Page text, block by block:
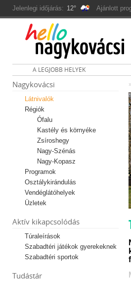
Jelenlegi időjárás: 12° Ajánlott
A LEGJOBB HELYEK
Nagykovácsi
Látnivalók
Régiók
Ófalu
Kastély és környéke
Zsíroshegy
Nagy-Szénás
Nagy-Kopasz
Programok
Osztálykirándulás
Vendéglátóhelyek
Üzletek
Aktív kikapcsolódás
Túraleírások
Szabadtéri játékok gyerekeknek
Szabadtéri sportok
Tudástár